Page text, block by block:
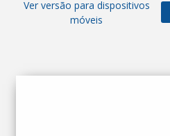
Ver versão para dispositivos
móveis